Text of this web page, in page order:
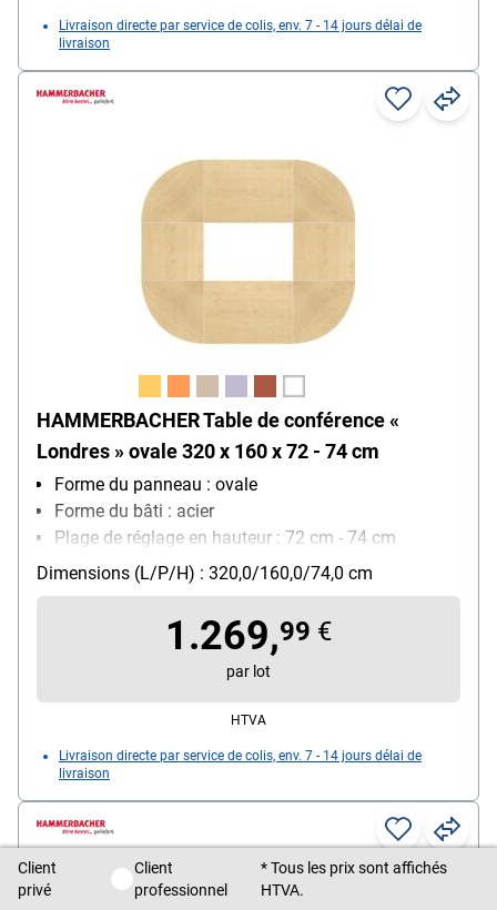
Livraison directe par service de colis, env. 7 - 14 jours délai de
livraison
HAMMERBACHER Table de conférence «
Londres » ovale 320 x 160 x 72 - 74 cm
Forme du panneau : ovale
Forme du bâti : acier
Plage de réglage en hauteur : 72 cm - 74 cm
Dimensions (L/P/H) : 320,0/160,0/74,0 cm
1.269,99 €
par lot
HTVA
Livraison directe par service de colis, env. 7 - 14 jours délai de
livraison
Client
privé
Client privé / Client professionnel
Client
professionnel
* Tous les prix sont affichés
HTVA.